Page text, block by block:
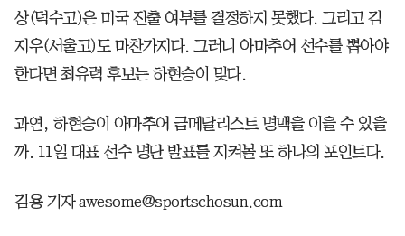
상(덕수고)은 미국 진출 여부를 결정하지 못했다. 그리고 김
지우(서울고)도 마찬가지다. 그러니 아마추어 선수를 뽑아야
한다면 최유력 후보는 하현승이 맞다.
과연, 하현승이 아마추어 금메달리스트 명맥을 이을 수 있을
까. 11일 대표 선수 명단 발표를 지켜볼 또 하나의 포인트다.
김용 기자 awesome@sportschosun.com